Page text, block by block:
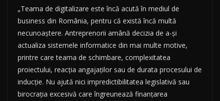
„Teama de digitalizare este încă acută în mediul de
business din România, pentru că există încă multă
necunoaștere. Antreprenorii amână decizia de a-și
actualiza sistemele informatice din mai multe motive,
printre care teama de schimbare, complexitatea
proiectului, reacția angajaților sau de durata procesului de
inducție. Nu ajută nici impredictibilitatea legislativă sau
birocrația excesivă care îngreunează finanțarea